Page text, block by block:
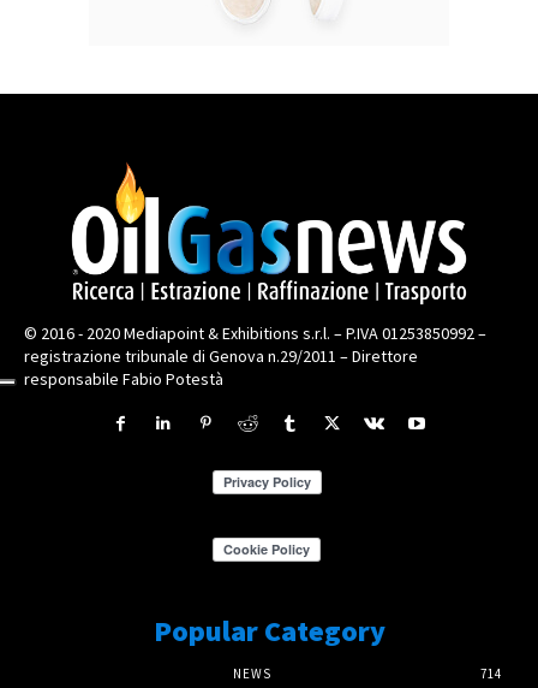
© 2016 - 2020 Mediapoint & Exhibitions s.r.l. – P.IVA 01253850992 –
registrazione tribunale di Genova n.29/2011 – Direttore
responsabile Fabio Potestà
Popular Category
NEWS 714